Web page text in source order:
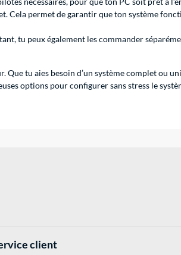
Cela permet de garantir que ton système
tu peux également les commander
tu aies besoin d’un système complet ou
options pour configurer sans stress le
client